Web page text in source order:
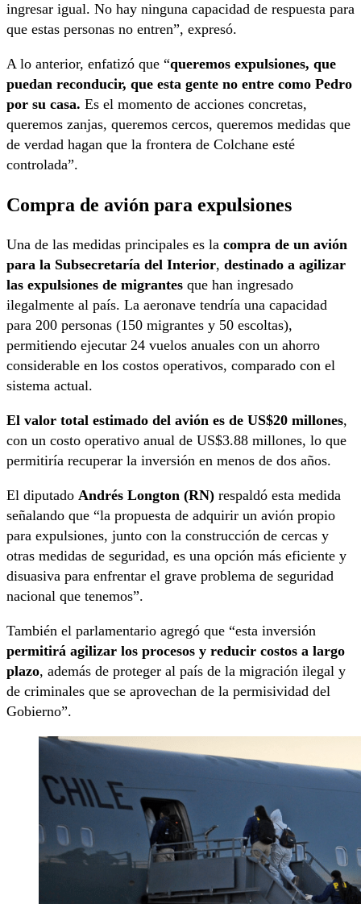
ingresar igual. No hay ninguna capacidad de respuesta para
que estas personas no entren”, expresó.
A lo anterior, enfatizó que “queremos expulsiones, que
puedan reconducir, que esta gente no entre como Pedro
por su casa. Es el momento de acciones concretas,
queremos zanjas, queremos cercos, queremos medidas que
de verdad hagan que la frontera de Colchane esté
controlada”.
Compra de avión para expulsiones
Una de las medidas principales es la compra de un avión
para la Subsecretaría del Interior, destinado a agilizar
las expulsiones de migrantes que han ingresado
ilegalmente al país. La aeronave tendría una capacidad
para 200 personas (150 migrantes y 50 escoltas),
permitiendo ejecutar 24 vuelos anuales con un ahorro
considerable en los costos operativos, comparado con el
sistema actual.
El valor total estimado del avión es de US$20 millones,
con un costo operativo anual de US$3.88 millones, lo que
permitiría recuperar la inversión en menos de dos años.
El diputado Andrés Longton (RN) respaldó esta medida
señalando que “la propuesta de adquirir un avión propio
para expulsiones, junto con la construcción de cercas y
otras medidas de seguridad, es una opción más eficiente y
disuasiva para enfrentar el grave problema de seguridad
nacional que tenemos”.
También el parlamentario agregó que “esta inversión
permitirá agilizar los procesos y reducir costos a largo
plazo, además de proteger al país de la migración ilegal y
de criminales que se aprovechan de la permisividad del
Gobierno”.